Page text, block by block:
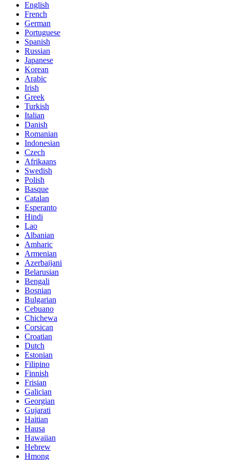
English
French
German
Portuguese
Spanish
Russian
Japanese
Korean
Arabic
Irish
Greek
Turkish
Italian
Danish
Romanian
Indonesian
Czech
Afrikaans
Swedish
Polish
Basque
Catalan
Esperanto
Hindi
Lao
Albanian
Amharic
Armenian
Azerbaijani
Belarusian
Bengali
Bosnian
Bulgarian
Cebuano
Chichewa
Corsican
Croatian
Dutch
Estonian
Filipino
Finnish
Frisian
Galician
Georgian
Gujarati
Haitian
Hausa
Hawaiian
Hebrew
Hmong